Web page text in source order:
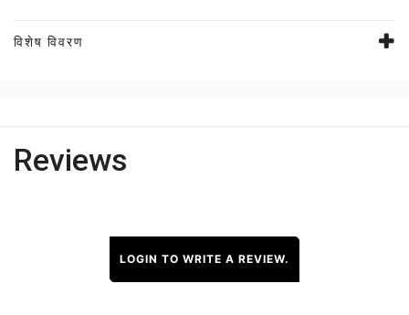
विशेष विवरण
Reviews
LOGIN TO WRITE A REVIEW.